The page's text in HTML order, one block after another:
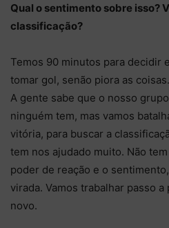
Qual o sentimento sobre isso?
classificação?
Temos 90 minutos para decidir
tomar gol, senão piora as
A gente sabe que o nosso
ninguém tem, mas vamos
vitória, para buscar a
tem nos ajudado muito. Não
poder de reação e o
virada. Vamos trabalhar passo
novo.